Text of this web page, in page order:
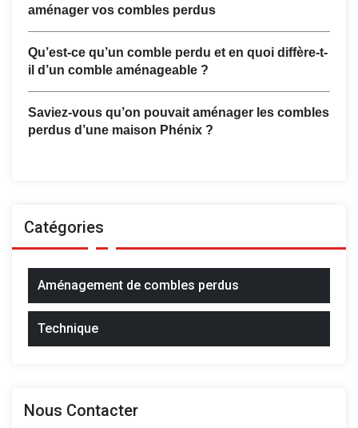
aménager vos combles perdus
Qu’est-ce qu’un comble perdu et en quoi diffère-t-
il d’un comble aménageable ?
Saviez-vous qu’on pouvait aménager les combles
perdus d’une maison Phénix ?
Catégories
Aménagement de combles perdus
Technique
Nous Contacter